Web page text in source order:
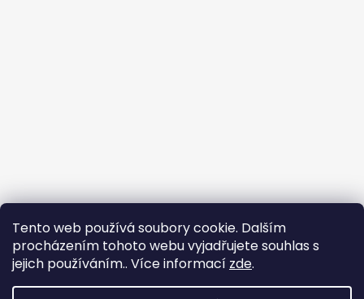
Tento web používá soubory cookie. Dalším
procházením tohoto webu vyjadřujete souhlas s
jejich používáním.. Více informací zde.